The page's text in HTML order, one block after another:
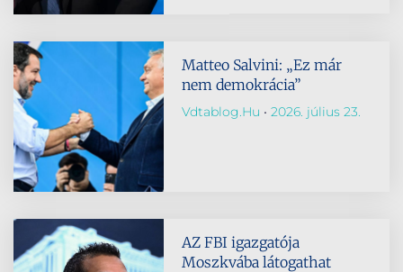
Matteo Salvini: „Ez már
nem demokrácia”
Vdtablog.hu 2026. július 23.
AZ FBI igazgatója
Moszkvába látogathat